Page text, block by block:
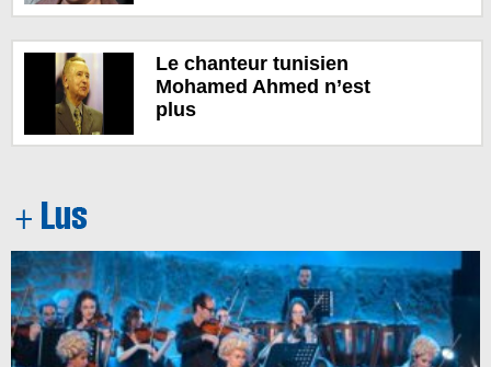
Le chanteur tunisien
Mohamed Ahmed n’est
plus